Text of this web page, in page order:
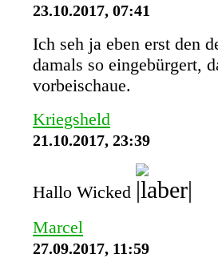
23.10.2017, 07:41
Ich seh ja eben erst den
damals so eingebürgert,
vorbeischaue.
Kriegsheld
21.10.2017, 23:39
Hallo Wicked
Marcel
27.09.2017, 11:59